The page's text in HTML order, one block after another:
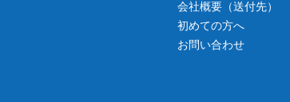
会社概要（送付先）
初めての方へ
お問い合わせ